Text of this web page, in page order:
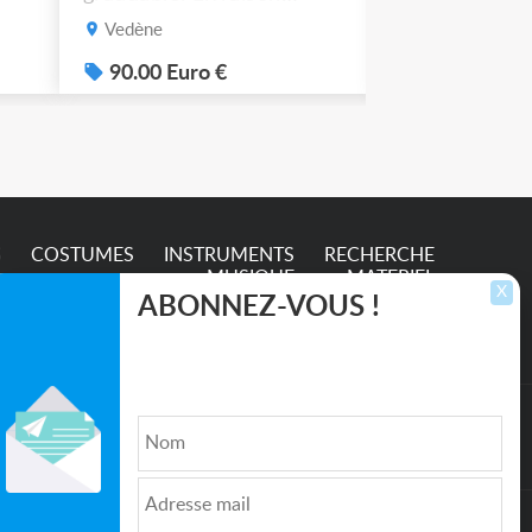
possible. 90€ le lot de 4.
Vedène
90.00 Euro €
COSTUMES
INSTRUMENTS
MUSIQUE
RECHERCHE
MATERIEL
et de l'Entertainment
X
ABONNEZ-VOUS !